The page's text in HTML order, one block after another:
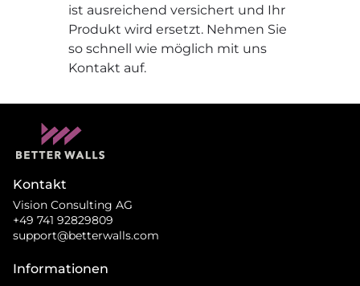
ist ausreichend versichert und Ihr
Produkt wird ersetzt. Nehmen Sie
so schnell wie möglich mit uns
Kontakt auf.
Kontakt
Vision Consulting AG
+49 741 92829809
support@betterwalls.com
Informationen